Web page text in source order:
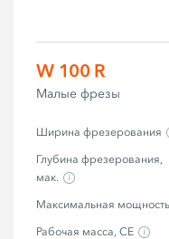
W 100 R
Малые фрезы
Ширина фрезерования
Глубина фрезерования,
мак.
Максимальная мощность
Рабочая масса, CE